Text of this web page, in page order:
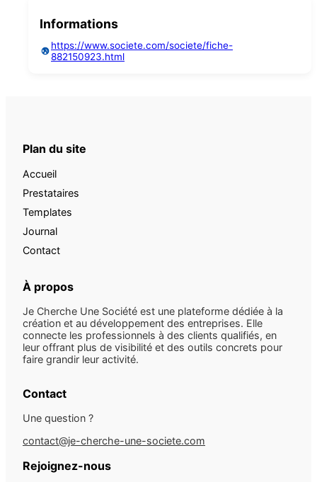
Informations
https://www.societe.com/societe/fiche-
882150923.html
Plan du site
Accueil
Prestataires
Templates
Journal
Contact
À propos
Je Cherche Une Société est une plateforme dédiée à la
création et au développement des entreprises. Elle
connecte les professionnels à des clients qualifiés, en
leur offrant plus de visibilité et des outils concrets pour
faire grandir leur activité.
Contact
Une question ?
contact@je-cherche-une-societe.com
Rejoignez-nous